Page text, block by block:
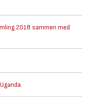
2018 sammen med